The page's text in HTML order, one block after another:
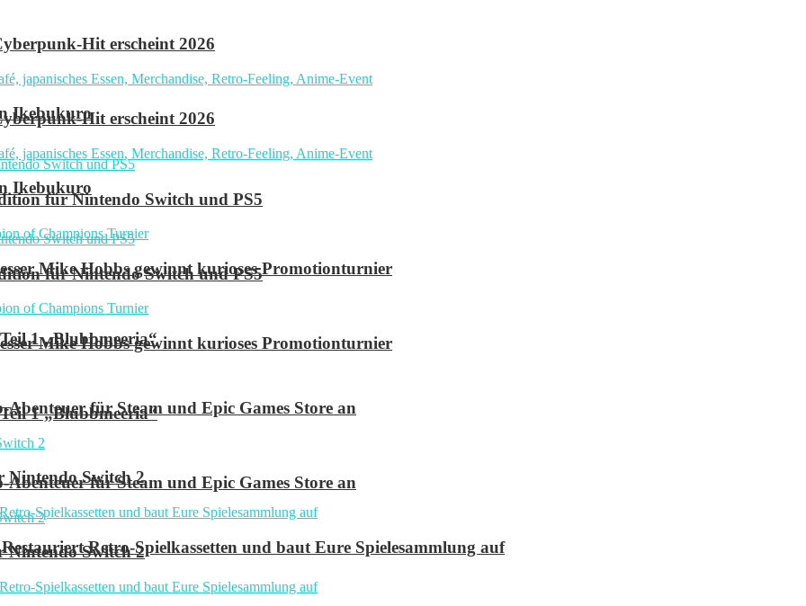
Hit erscheint 2026
Ikebukuro
für Nintendo Switch und PS5
Mike Hobbs gewinnt kurioses Promotionturnier
1 „Blubbmeeria“
für Steam und Epic Games Store an
Nintendo Switch 2
Retro-Spielkassetten und baut Eure Spielesammlung auf
Hit erscheint 2026
Ikebukuro
für Nintendo Switch und PS5
Mike Hobbs gewinnt kurioses Promotionturnier
1 „Blubbmeeria“
für Steam und Epic Games Store an
Nintendo Switch 2